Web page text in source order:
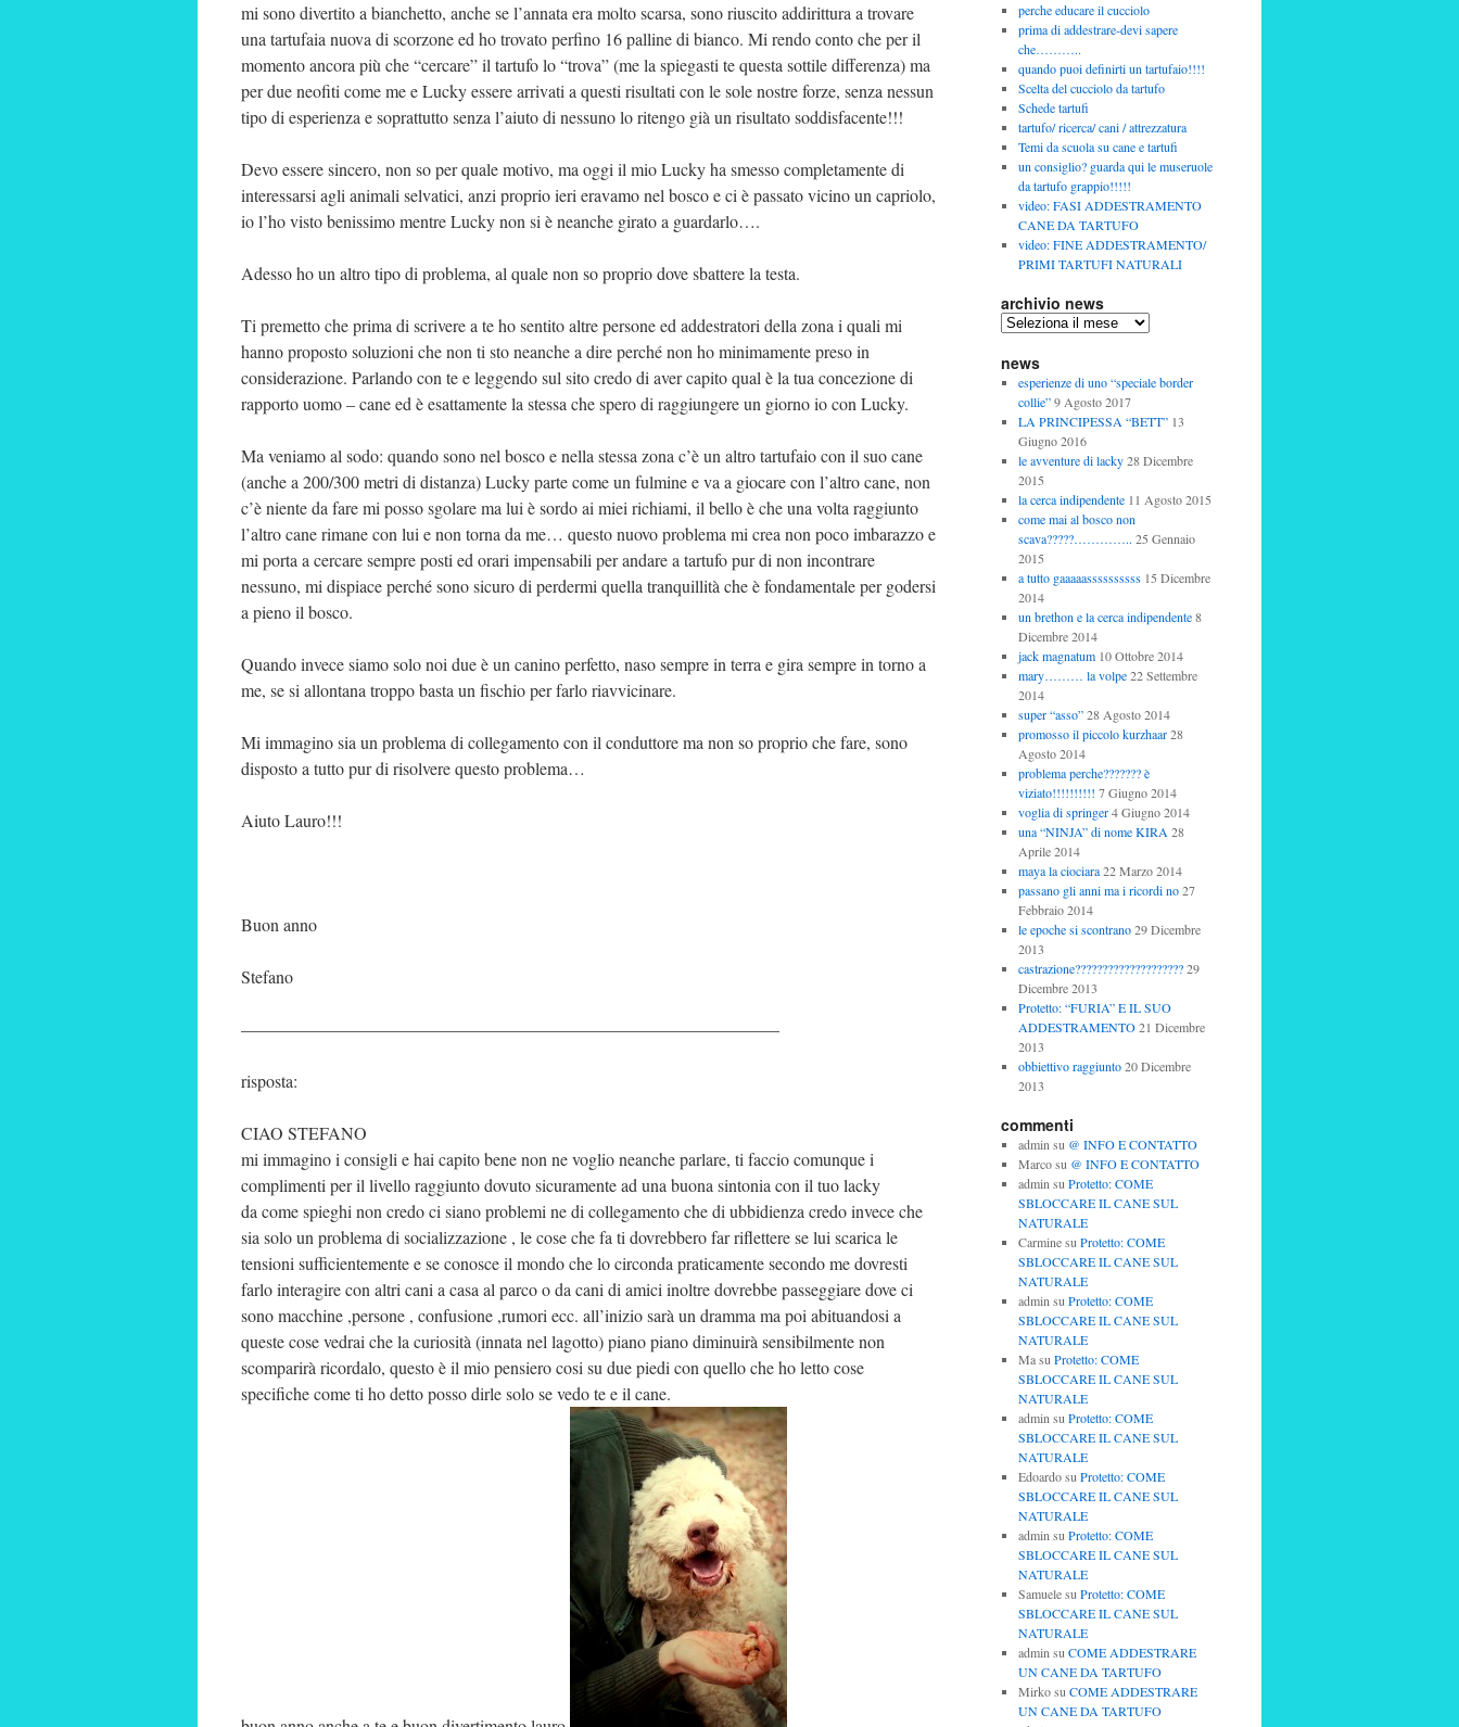
mi sono divertito a bianchetto, anche se l’annata era molto scarsa, sono riuscito addirittura a trovare
una tartufaia nuova di scorzone ed ho trovato perfino 16 palline di bianco. Mi rendo conto che per il
momento ancora più che “cercare” il tartufo lo “trova” (me la spiegasti te questa sottile differenza) ma
per due neofiti come me e Lucky essere arrivati a questi risultati con le sole nostre forze, senza nessun
tipo di esperienza e soprattutto senza l’aiuto di nessuno lo ritengo già un risultato soddisfacente!!!
Devo essere sincero, non so per quale motivo, ma oggi il mio Lucky ha smesso completamente di
interessarsi agli animali selvatici, anzi proprio ieri eravamo nel bosco e ci è passato vicino un capriolo,
io l’ho visto benissimo mentre Lucky non si è neanche girato a guardarlo….
Adesso ho un altro tipo di problema, al quale non so proprio dove sbattere la testa.
Ti premetto che prima di scrivere a te ho sentito altre persone ed addestratori della zona i quali mi
hanno proposto soluzioni che non ti sto neanche a dire perché non ho minimamente preso in
considerazione. Parlando con te e leggendo sul sito credo di aver capito qual è la tua concezione di
rapporto uomo – cane ed è esattamente la stessa che spero di raggiungere un giorno io con Lucky.
Ma veniamo al sodo: quando sono nel bosco e nella stessa zona c’è un altro tartufaio con il suo cane
(anche a 200/300 metri di distanza) Lucky parte come un fulmine e va a giocare con l’altro cane, non
c’è niente da fare mi posso sgolare ma lui è sordo ai miei richiami, il bello è che una volta raggiunto
l’altro cane rimane con lui e non torna da me… questo nuovo problema mi crea non poco imbarazzo e
mi porta a cercare sempre posti ed orari impensabili per andare a tartufo pur di non incontrare
nessuno, mi dispiace perché sono sicuro di perdermi quella tranquillità che è fondamentale per godersi
a pieno il bosco.
Quando invece siamo solo noi due è un canino perfetto, naso sempre in terra e gira sempre in torno a
me, se si allontana troppo basta un fischio per farlo riavvicinare.
Mi immagino sia un problema di collegamento con il conduttore ma non so proprio che fare, sono
disposto a tutto pur di risolvere questo problema…
Aiuto Lauro!!!
Buon anno
Stefano
———————————————————————————————
risposta:
CIAO STEFANO
mi immagino i consigli e hai capito bene non ne voglio neanche parlare, ti faccio comunque i
complimenti per il livello raggiunto dovuto sicuramente ad una buona sintonia con il tuo lacky
da come spieghi non credo ci siano problemi ne di collegamento che di ubbidienza credo invece che
sia solo un problema di socializzazione , le cose che fa ti dovrebbero far riflettere se lui scarica le
tensioni sufficientemente e se conosce il mondo che lo circonda praticamente secondo me dovresti
farlo interagire con altri cani a casa al parco o da cani di amici inoltre dovrebbe passeggiare dove ci
sono macchine ,persone , confusione ,rumori ecc. all’inizio sarà un dramma ma poi abituandosi a
queste cose vedrai che la curiosità (innata nel lagotto) piano piano diminuirà sensibilmente non
scomparirà ricordalo, questo è il mio pensiero cosi su due piedi con quello che ho letto cose
specifiche come ti ho detto posso dirle solo se vedo te e il cane.
perche educare il cucciolo
prima di addestrare-devi sapere
che………..
quando puoi definirti un tartufaio!!!!
Scelta del cucciolo da tartufo
Schede tartufi
tartufo/ ricerca/ cani / attrezzatura
Temi da scuola su cane e tartufi
un consiglio? guarda qui le museruole
da tartufo grappio!!!!!
video: FASI ADDESTRAMENTO
CANE DA TARTUFO
video: FINE ADDESTRAMENTO/
PRIMI TARTUFI NATURALI
archivio news
archivio
news
esperienze di uno “speciale border
collie” 9 Agosto 2017
LA PRINCIPESSA “BETT” 13
Giugno 2016
le avventure di lacky 28 Dicembre
2015
la cerca indipendente 11 Agosto 2015
come mai al bosco non
scava?????………….. 25 Gennaio
2015
a tutto gaaaaassssssssss 15 Dicembre
2014
un brethon e la cerca indipendente 8
Dicembre 2014
jack magnatum 10 Ottobre 2014
mary……… la volpe 22 Settembre
2014
super “asso” 28 Agosto 2014
promosso il piccolo kurzhaar 28
Agosto 2014
problema perche??????? è
viziato!!!!!!!!!! 7 Giugno 2014
voglia di springer 4 Giugno 2014
una “NINJA” di nome KIRA 28
Aprile 2014
maya la ciociara 22 Marzo 2014
passano gli anni ma i ricordi no 27
Febbraio 2014
le epoche si scontrano 29 Dicembre
2013
castrazione???????????????????? 29
Dicembre 2013
Protetto: “FURIA” E IL SUO
ADDESTRAMENTO 21 Dicembre
2013
obbiettivo raggiunto 20 Dicembre
2013
commenti
admin su @ INFO E CONTATTO
Marcosu @ INFO E CONTATTO
admin su Protetto: COME
SBLOCCARE IL CANE SUL
NATURALE
Carminesu Protetto: COME
SBLOCCARE IL CANE SUL
NATURALE
admin su Protetto: COME
SBLOCCARE IL CANE SUL
NATURALE
Masu Protetto: COME
SBLOCCARE IL CANE SUL
NATURALE
admin su Protetto: COME
SBLOCCARE IL CANE SUL
NATURALE
Edoardosu Protetto: COME
SBLOCCARE IL CANE SUL
NATURALE
admin su Protetto: COME
SBLOCCARE IL CANE SUL
NATURALE
Samuelesu Protetto: COME
SBLOCCARE IL CANE SUL
NATURALE
admin su COME ADDESTRARE
UN CANE DA TARTUFO
Mirkosu COME ADDESTRARE
UN CANE DA TARTUFO